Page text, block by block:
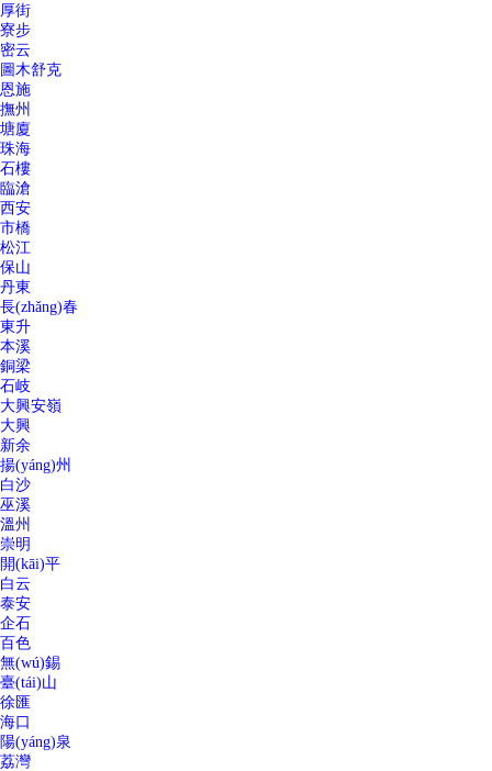
厚街
寮步
密云
圖木舒克
恩施
撫州
塘廈
珠海
石樓
臨滄
西安
市橋
松江
保山
丹東
長(zhǎng)春
東升
本溪
銅梁
石岐
大興安嶺
大興
新余
揚(yáng)州
白沙
巫溪
溫州
崇明
開(kāi)平
白云
泰安
企石
百色
無(wú)錫
臺(tái)山
徐匯
海口
陽(yáng)泉
荔灣